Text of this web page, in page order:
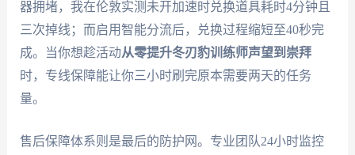
器拥堵，我在伦敦实测未开加速时兑换道具耗时4分钟且
三次掉线；而启用智能分流后，兑换过程缩短至40秒完
成。当你想趁活动从零提升冬刃豹训练师声望到崇拜
时，专线保障能让你三小时刷完原本需要两天的任务
量。
售后保障体系则是最后的防护网。专业团队24小时监控